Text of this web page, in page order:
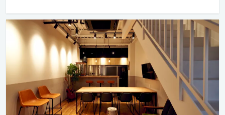
第二新卒歓迎
経験者優遇
フレックスタイム制
経験浅めOK
在宅勤務可